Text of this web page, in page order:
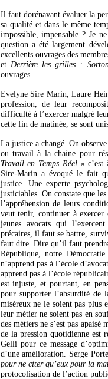
Il faut dorénavant évaluer la
sa qualité et dans le même
impossible, impensable ? Je
question a été largement
excellents ouvrages des
et Derrière les grilles :
ouvrages.
Evelyne Sire Marin, Laure
profession, de leur
difficulté à l’exercer malgré
cette fin de matinée, se sont
La justice a changé. On
ou travail à la chaine pour
Travail en Temps Réel »
Sire-Marin a évoqué le fait
justice. Une experte
justiciables. On constate que
l’appréhension de leurs
veut tenir, continuer à
jeunes avocats qui
précaires, il faut se battre,
faut dire. Dire qu’il faut
République, notre
n’apprend pas à l’école
apprend pas à l’école
est injuste, et pourtant, en
pour supporter l’absurdité
miséreux ne le soient pas plus
leur métier ne soient pas en
des métiers ne s’est pas apaisé
de la pression quotidienne est
Gelli pour ce message
d’une amélioration. Serge
pour ne citer qu’eux pour la
protocolisation de l’action